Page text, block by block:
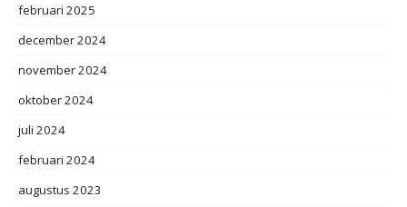
februari 2025
december 2024
november 2024
oktober 2024
juli 2024
februari 2024
augustus 2023